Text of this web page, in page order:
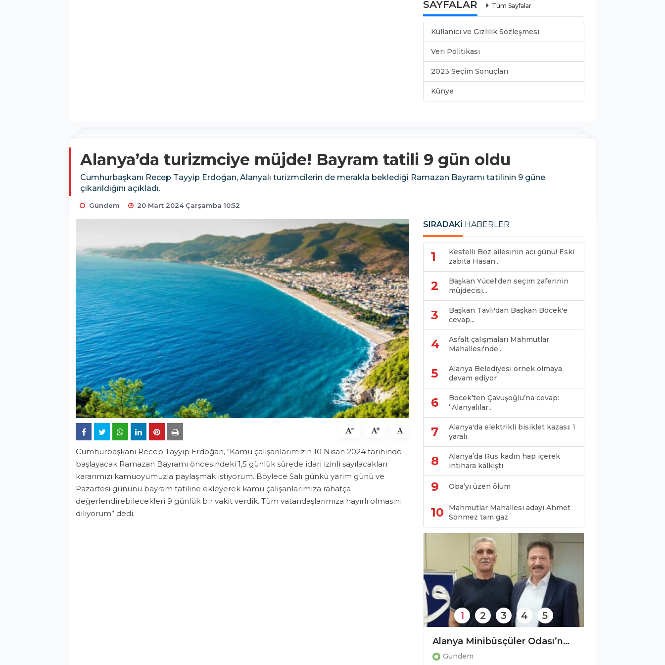
SAYFALAR Tüm Sayfalar
Kullanıcı ve Gizlilik Sözleşmesi
Veri Politikası
2023 Seçim Sonuçları
Künye
Alanya’da turizmciye müjde! Bayram tatili 9 gün oldu
Cumhurbaşkanı Recep Tayyip Erdoğan, Alanyalı turizmcilerin de merakla beklediği Ramazan Bayramı tatilinin 9 güne
çıkarıldığını açıkladı.
Gündem 20 Mart 2024 Çarşamba 10:52
Cumhurbaşkanı Recep Tayyip Erdoğan, “Kamu çalışanlarımızın 10 Nisan 2024 tarihinde
başlayacak Ramazan Bayramı öncesindeki 1,5 günlük sürede idari izinli sayılacakları
kararımızı kamuoyumuzla paylaşmak istiyorum. Böylece Salı günkü yarım günü ve
Pazartesi gününü bayram tatiline ekleyerek kamu çalışanlarımıza rahatça
değerlendirebilecekleri 9 günlük bir vakit verdik. Tüm vatandaşlarımıza hayırlı olmasını
diliyorum” dedi.
SIRADAKİ HABERLER
1
Kestelli Boz ailesinin acı günü! Eski
zabıta Hasan...
2
Başkan Yücel'den seçim zaferinin
müjdecisi...
3
Başkan Tavlı'dan Başkan Böcek'e
cevap...
4
Asfalt çalışmaları Mahmutlar
Mahallesi'nde...
5
Alanya Belediyesi örnek olmaya
devam ediyor
6
Böcek’ten Çavuşoğlu’na cevap:
“Alanyalılar...
7
Alanya'da elektrikli bisiklet kazası: 1
yaralı
8
Alanya’da Rus kadın hap içerek
intihara kalkıştı
9 Oba’yı üzen ölüm
10
Mahmutlar Mahallesi adayı Ahmet
Sönmez tam gaz
Alanya Minibüsçüler Odası’ndan çözüm çağrısı!
Gündem
1 2 3 4 5